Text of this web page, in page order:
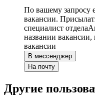
По вашему запросу
вакансии.
специалист отдела
названии
вакансии
В мессенджер
На почту
Другие